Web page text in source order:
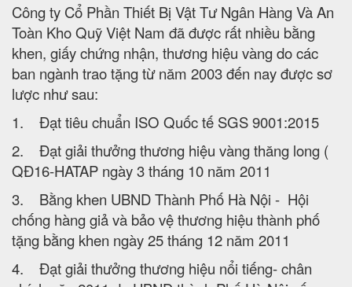
Công ty Cổ Phần Thiết Bị Vật Tư Ngân Hàng Và An
Toàn Kho Quỹ Việt Nam đã được rất nhiều bằng
khen, giấy chứng nhận, thương hiệu vàng do các
ban ngành trao tặng từ năm 2003 đến nay được sơ
lược như sau:
1. Đạt tiêu chuẩn ISO Quốc tế SGS 9001:2015
2. Đạt giải thưởng thương hiệu vàng thăng long (
QĐ16-HATAP ngày 3 tháng 10 năm 2011
3. Bằng khen UBND Thành Phố Hà Nội - Hội
chống hàng giả và bảo vệ thương hiệu thành phố
tặng bằng khen ngày 25 tháng 12 năm 2011
4. Đạt giải thưởng thương hiệu nổi tiếng- chân